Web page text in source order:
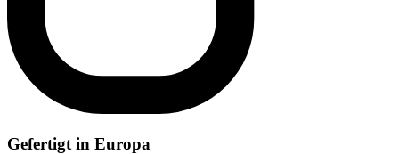
Gefertigt in Europa